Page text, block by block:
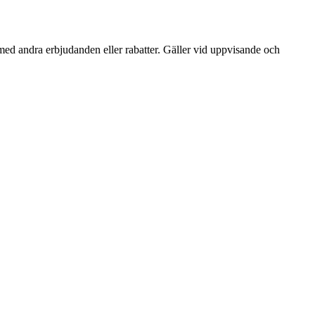
andra erbjudanden eller rabatter. Gäller vid uppvisande och